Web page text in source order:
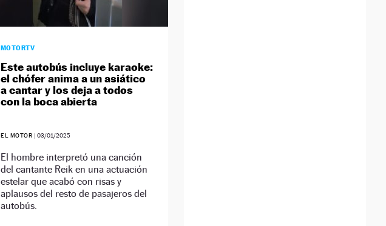
MOTORTV
Este autobús incluye karaoke:
el chófer anima a un asiático
a cantar y los deja a todos
con la boca abierta
EL MOTOR | 03/01/2025
El hombre interpretó una canción
del cantante Reik en una actuación
estelar que acabó con risas y
aplausos del resto de pasajeros del
autobús.